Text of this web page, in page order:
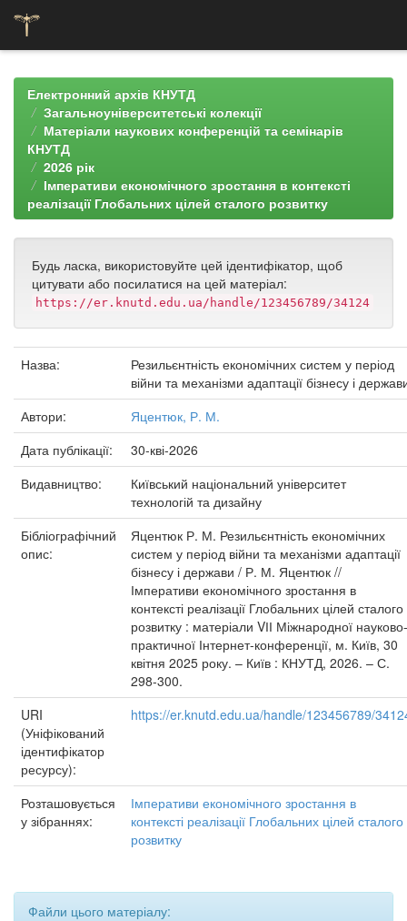
navigationЕлектронний архів КНУТД
Загальноуніверситетські колекції
Матеріали наукових конференцій та семінарів
КНУТД
2026 рік
Імперативи економічного зростання в контексті
реалізації Глобальних цілей сталого розвитку
Будь ласка, використовуйте цей ідентифікатор, щоб
цитувати або посилатися на цей матеріал:
https://er.knutd.edu.ua/handle/123456789/34124
Назва:
Резильєнтність економічних систем у період
війни та механізми адаптації бізнесу і
Автори:
Яцентюк, Р. М.
Дата публікації:
30-кві-2026
Видавництво:
Київський національний університет
технологій та дизайну
Бібліографічний
опис:
Яцентюк Р. М. Резильєнтність економічних
систем у період війни та механізми адаптації
бізнесу і держави / Р. М. Яцентюк //
Імперативи економічного зростання в
контексті реалізації Глобальних цілей сталого
розвитку : матеріали VІІ Міжнародної науково-
практичної Інтернет-конференції, м. Київ, 30
квітня 2025 року. – Київ : КНУТД, 2026. – С.
298-300.
URI
(Уніфікований
ідентифікатор
ресурсу):
https://er.knutd.edu.ua/handle/123456789/
Розташовується
у зібраннях:
Імперативи економічного зростання в
контексті реалізації Глобальних цілей сталого
розвитку
Файли цього матеріалу: